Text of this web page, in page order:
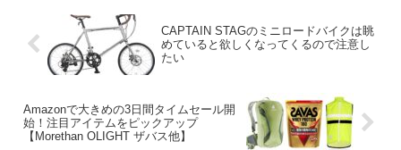
CAPTAIN STAGのミニロードバイクは眺
めていると欲しくなってくるので注意し
たい
Amazonで大きめの3日間タイムセール開
始！注目アイテムをピックアップ
【Morethan OLIGHT ザバス他】